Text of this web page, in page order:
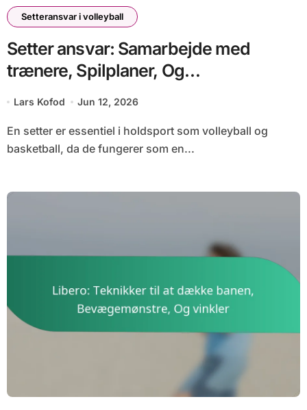
Setteransvar i volleyball
Setter ansvar: Samarbejde med
trænere, Spilplaner, Og
strategidiskussioner
Lars Kofod Jun 12, 2026
En setter er essentiel i holdsport som volleyball og
basketball, da de fungerer som en...